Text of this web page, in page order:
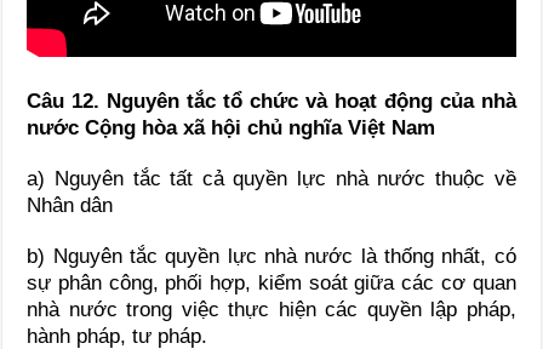
Câu 12. Nguyên tắc tổ chức và hoạt động của nhà
nước Cộng hòa xã hội chủ nghĩa Việt Nam
a) Nguyên tắc tất cả quyền lực nhà nước thuộc về
Nhân dân
b) Nguyên tắc quyền lực nhà nước là thống nhất, có
sự phân công, phối hợp, kiểm soát giữa các cơ quan
nhà nước trong việc thực hiện các quyền lập pháp,
hành pháp, tư pháp.